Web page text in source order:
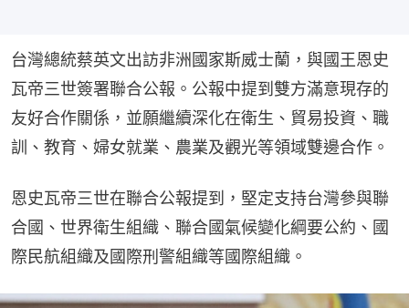
台灣總統蔡英文出訪非洲國家斯威士蘭，與國王恩史
瓦帝三世簽署聯合公報。公報中提到雙方滿意現存的
友好合作關係，並願繼續深化在衛生、貿易投資、職
訓、教育、婦女就業、農業及觀光等領域雙邊合作。
恩史瓦帝三世在聯合公報提到，堅定支持台灣參與聯
合國、世界衛生組織、聯合國氣候變化綱要公約、國
際民航組織及國際刑警組織等國際組織。